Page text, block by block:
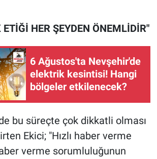
HER ŞEYDEN ÖNEMLİDİR"
6 Ağustos'ta Nevşehir'de
elektrik kesintisi! Hangi
bölgeler etkilenecek?
bu süreçte çok dikkatli olması
Ekici; "Hızlı haber verme
verme sorumluluğunun